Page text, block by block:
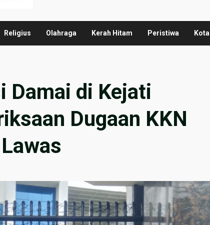
Religius Olahraga Kerah Hitam Peristiwa Kota
Damai di Kejati
Dugaan KKN